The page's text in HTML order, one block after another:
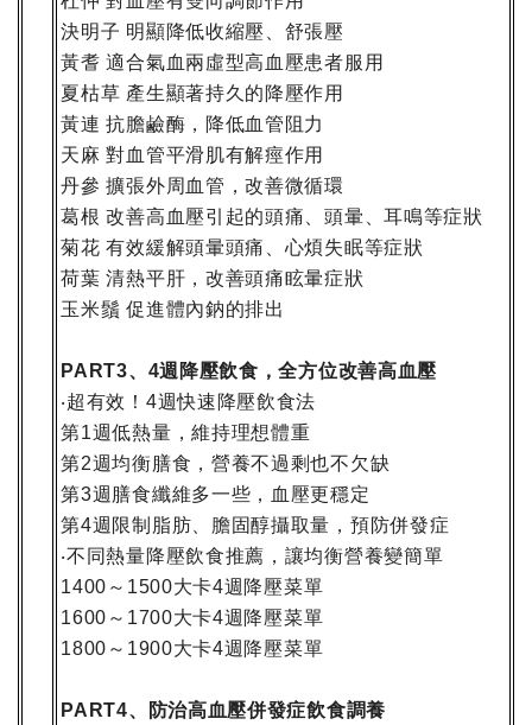
決明子 明顯降低收縮壓、舒張壓
黃耆 適合氣血兩虛型高血壓患者服用
夏枯草 產生顯著持久的降壓作用
黃連 抗膽鹼酶，降低血管阻力
天麻 對血管平滑肌有解痙作用
丹參 擴張外周血管，改善微循環
葛根 改善高血壓引起的頭痛、頭暈、耳鳴等症狀
菊花 有效緩解頭暈頭痛、心煩失眠等症狀
荷葉 清熱平肝，改善頭痛眩暈症狀
玉米鬚 促進體內鈉的排出
PART3、 4週降壓飲食，全方位改善高血壓
‧超有效！ 4週快速降壓飲食法
第1週低熱量，維持理想體重
第2週均衡膳食，營養不過剩也不欠缺
第3週膳食纖維多一些，血壓更穩定
第4週限制脂肪、膽固醇攝取量，預防併發症
‧不同熱量降壓飲食推薦，讓均衡營養變簡單
1400 ～ 1500大卡4週降壓菜單
1600 ～ 1700大卡4週降壓菜單
1800 ～ 1900大卡4週降壓菜單
PART4、防治高血壓併發症飲食調養